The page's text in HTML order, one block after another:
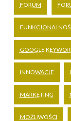
FORUM
GOOGLE
INNOWACJE
MARKETING
MOŻLIWOŚCI